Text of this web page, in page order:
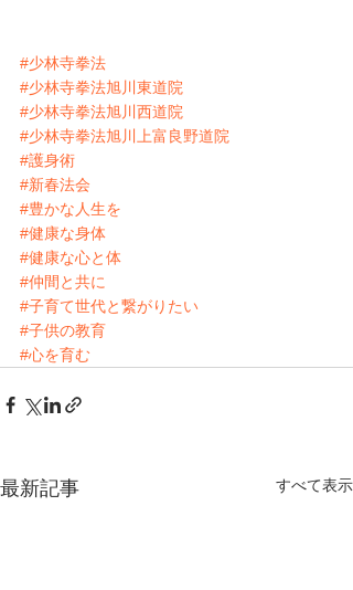
#少林寺拳法
#少林寺拳法旭川東道院
#少林寺拳法旭川西道院
#少林寺拳法旭川上富良野道院
#護身術
#新春法会
#豊かな人生を
#健康な身体
#健康な心と体
#仲間と共に
#子育て世代と繋がりたい
#子供の教育
#心を育む
最新記事 すべて表示